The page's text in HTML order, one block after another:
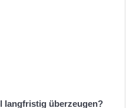
langfristig überzeugen?